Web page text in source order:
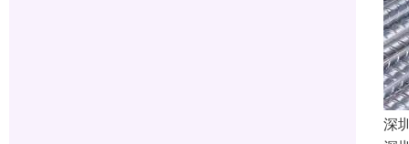
深